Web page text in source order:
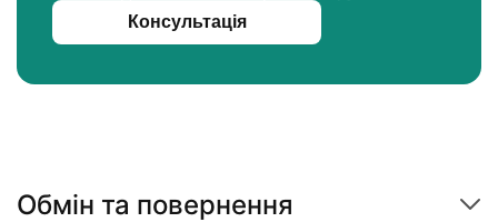
Консультація
Обмін та повернення